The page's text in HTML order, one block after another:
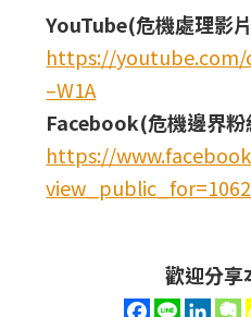
YouTube(危機處理影
https://youtube.com/
–W1A
Facebook(危機邊界粉
https://
歡迎分享